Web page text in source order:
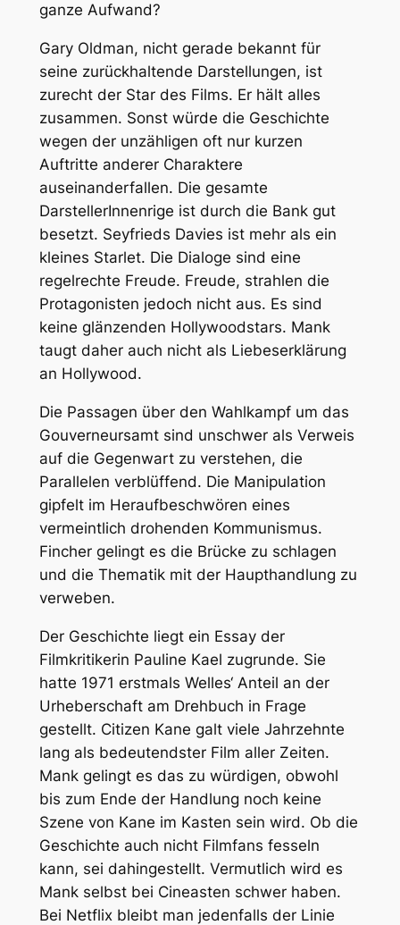
ganze Aufwand?
Gary Oldman, nicht gerade bekannt für
seine zurückhaltende Darstellungen, ist
zurecht der Star des Films. Er hält alles
zusammen. Sonst würde die Geschichte
wegen der unzähligen oft nur kurzen
Auftritte anderer Charaktere
auseinanderfallen. Die gesamte
DarstellerInnenrige ist durch die Bank gut
besetzt. Seyfrieds Davies ist mehr als ein
kleines Starlet. Die Dialoge sind eine
regelrechte Freude. Freude, strahlen die
Protagonisten jedoch nicht aus. Es sind
keine glänzenden Hollywoodstars. Mank
taugt daher auch nicht als Liebeserklärung
an Hollywood.
Die Passagen über den Wahlkampf um das
Gouverneursamt sind unschwer als Verweis
auf die Gegenwart zu verstehen, die
Parallelen verblüffend. Die Manipulation
gipfelt im Heraufbeschwören eines
vermeintlich drohenden Kommunismus.
Fincher gelingt es die Brücke zu schlagen
und die Thematik mit der Haupthandlung zu
verweben.
Der Geschichte liegt ein Essay der
Filmkritikerin Pauline Kael zugrunde. Sie
hatte 1971 erstmals Welles‘ Anteil an der
Urheberschaft am Drehbuch in Frage
gestellt. Citizen Kane galt viele Jahrzehnte
lang als bedeutendster Film aller Zeiten.
Mankgelingt es das zu würdigen, obwohl
bis zum Ende der Handlung noch keine
Szene von Kane im Kasten sein wird. Ob die
Geschichte auch nicht Filmfans fesseln
kann, sei dahingestellt. Vermutlich wird es
Mankselbst bei Cineasten schwer haben.
Bei Netflix bleibt man jedenfalls der Linie